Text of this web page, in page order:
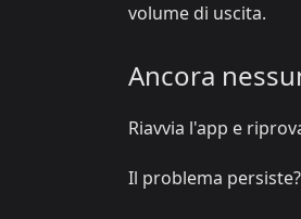
volume di uscita.
Ancora
Riavvia l'app e
Il problema persiste?